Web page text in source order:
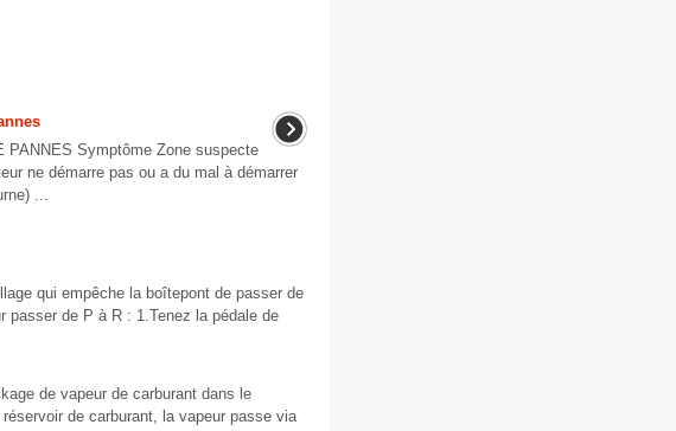
PANNES Symptôme Zone suspecte
ne démarre pas ou a du mal à démarrer
...
qui empêche la boîtepont de passer de
passer de P à R : 1.Tenez la pédale de
de vapeur de carburant dans le
de carburant, la vapeur passe via